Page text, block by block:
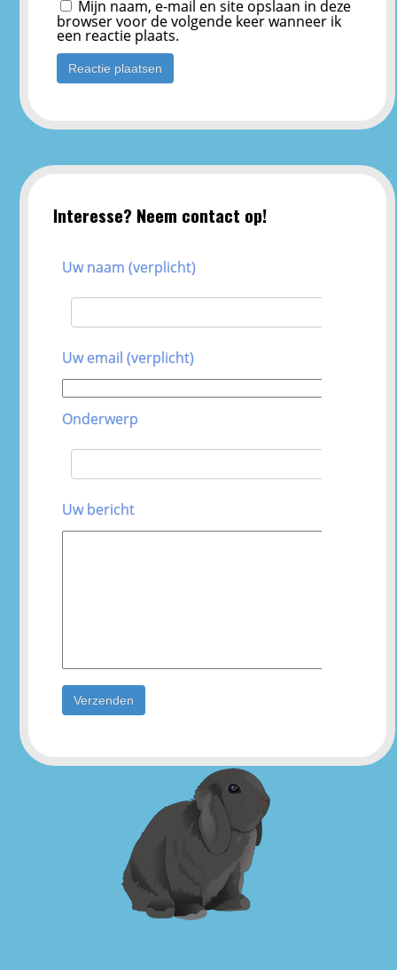
Mijn naam, e-mail en site opslaan in deze
browser voor de volgende keer wanneer ik
een reactie plaats.
Interesse? Neem contact op!
Uw naam (verplicht)
Uw email (verplicht)
Onderwerp
Uw bericht